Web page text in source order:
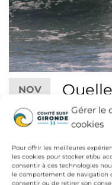
Gérer le
cookies
Pour offrir les meilleures
les cookies pour stocker et/ou
consentir à ces technologies
le comportement de navigation
consentir ou de retirer son
NOV
22
2018
jusqu’au bout pour
prévisions étaient
toute la journée, nous